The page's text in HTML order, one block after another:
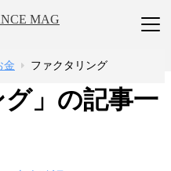
MAG
金 ファクタリング
グ」の記事一